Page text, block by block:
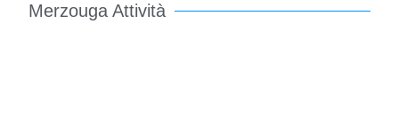
Merzouga Attività